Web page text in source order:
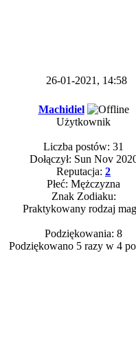
26-01-2021, 14:58
Machidiel
Użytkownik
Liczba postów: 31
Dołączył: Sun Nov
Reputacja: 2
Płeć: Mężczyzna
Znak Zodiaku:
Praktykowany rodzaj
Podziękowania: 8
Podziękowano 5 razy w 4